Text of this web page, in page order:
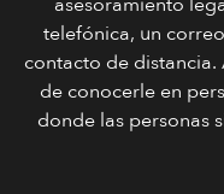
telefónica, un
contacto de
de conocerle en
donde las personas